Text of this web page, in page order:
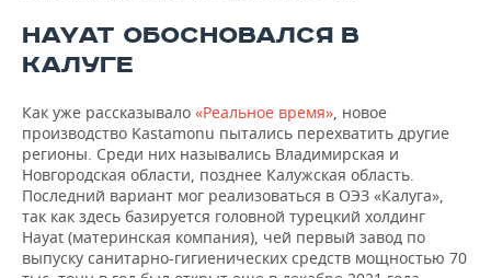
HAYAT ОБОСНОВАЛСЯ В
КАЛУГЕ
Как уже рассказывало «Реальное время», новое
производство Kastamonu пытались перехватить другие
регионы. Среди них назывались Владимирская и
Новгородская области, позднее Калужская область.
Последний вариант мог реализоваться в ОЭЗ «Калуга»,
так как здесь базируется головной турецкий холдинг
Hayat (материнская компания), чей первый завод по
выпуску санитарно-гигиенических средств мощностью 70